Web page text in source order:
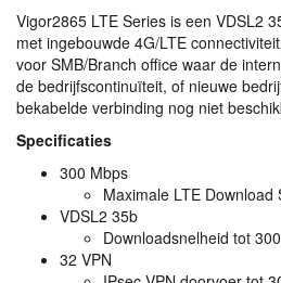
Vigor2865 LTE Series is een VDSL2
met ingebouwde 4G/LTE
voor SMB/Branch office waar de
de bedrijfscontinuïteit, of nieuwe
bekabelde verbinding nog niet
Specificaties
300 Mbps
Maximale LTE Download
VDSL2 35b
Downloadsnelheid tot
32 VPN